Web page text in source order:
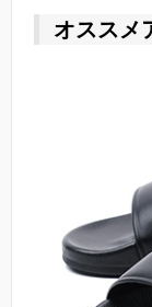
オススメ